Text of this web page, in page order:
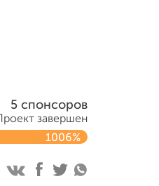
5 спонсоров
Проект завершен
1006%